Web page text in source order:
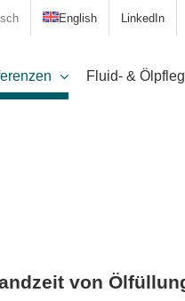
English LinkedIn
Fluid- &
von